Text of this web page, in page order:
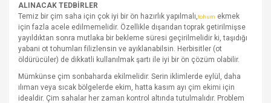
ALINACAK TEDBİRLER
Temiz bir çim saha için çok iyi bir ön hazırlık yapılmalı,tohum ekmek
için fazla acele edilmemelidir. Özellikle dışarıdan toprak getirilmişse
yayıldıktan sonra mutlaka bir bekleme süresi geçirilmelidir ki, taşıdığı
yabani ot tohumları filizlensin ve ayıklanabilsin. Herbisitler (ot
öldürücüler) de dikkatli kullanılmak şartı ile iyi bir ön çözüm olabilir.
Mümkünse çim sonbaharda ekilmelidir. Serin iklimlerde eylül, daha
ılıman veya sıcak bölgelerde ekim, hatta kasım ayı çim ekimi için
idealdir. Çim sahalar her zaman kontrol altında tutulmalıdır. Problem